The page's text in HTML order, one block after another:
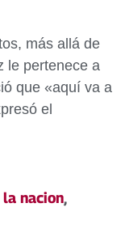
más allá de
le pertenece a
que «aquí va a
el
nacion,